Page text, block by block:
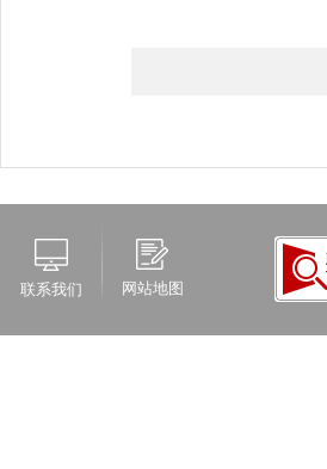
联系我们 网站地图